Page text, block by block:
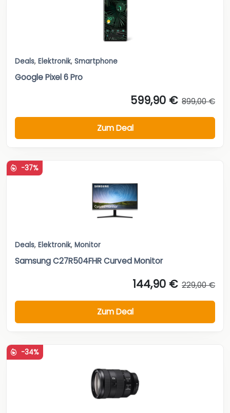
Deals, Elektronik, Smartphone
Google Pixel 6 Pro
599,90 € 899,00 €
Zum Deal
-37%
Deals, Elektronik, Monitor
Samsung C27R504FHR Curved Monitor
144,90 € 229,00 €
Zum Deal
-34%